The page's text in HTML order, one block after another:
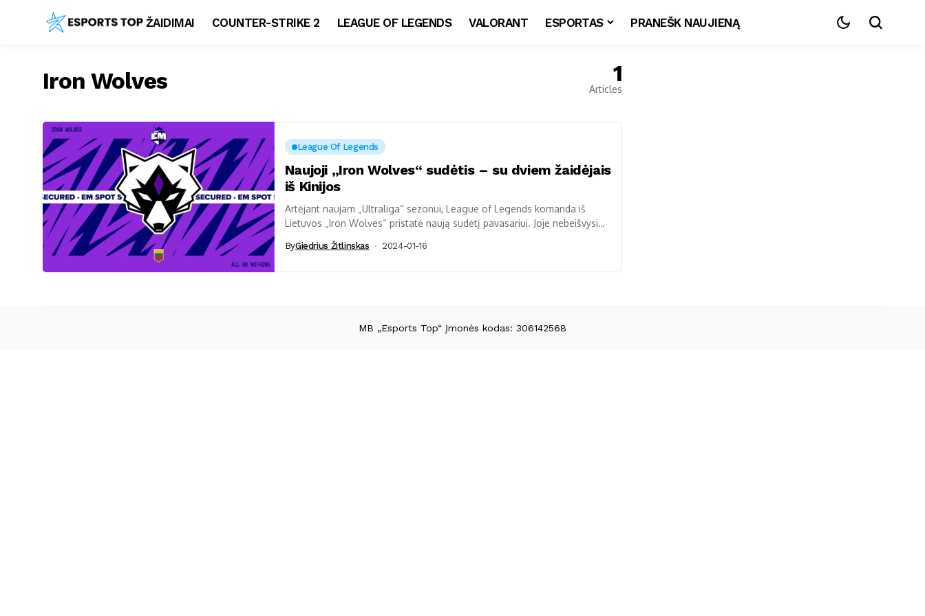
ŽAIDIMAI COUNTER-STRIKE 2 LEAGUE OF LEGENDS VALORANT ESPORTAS PRANEŠK NAUJIENĄ
Iron Wolves 1
Articles
League Of Legends
Naujoji „Iron Wolves“ sudėtis – su dviem žaidėjais
iš Kinijos
Artėjant naujam „Ultraliga“ sezonui, League of Legends komanda iš
Lietuvos „Iron Wolves“ pristatė naują sudėtį pavasariui. Joje nebeišvysime
nei vieno lietuvio, tačiau pamatysime...
ByGiedrius Žitlinskas 2024-01-16
MB „Esports Top“ Įmonės kodas: 306142568